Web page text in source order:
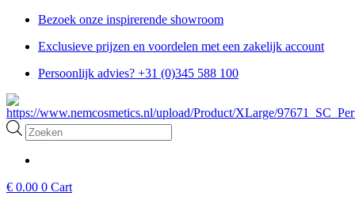
Bezoek onze inspirerende showroom
Exclusieve prijzen en voordelen met een zakelijk account
Persoonlijk advies? +31 (0)345 588 100
Producten
zoeken
€ 0.00 0 Cart